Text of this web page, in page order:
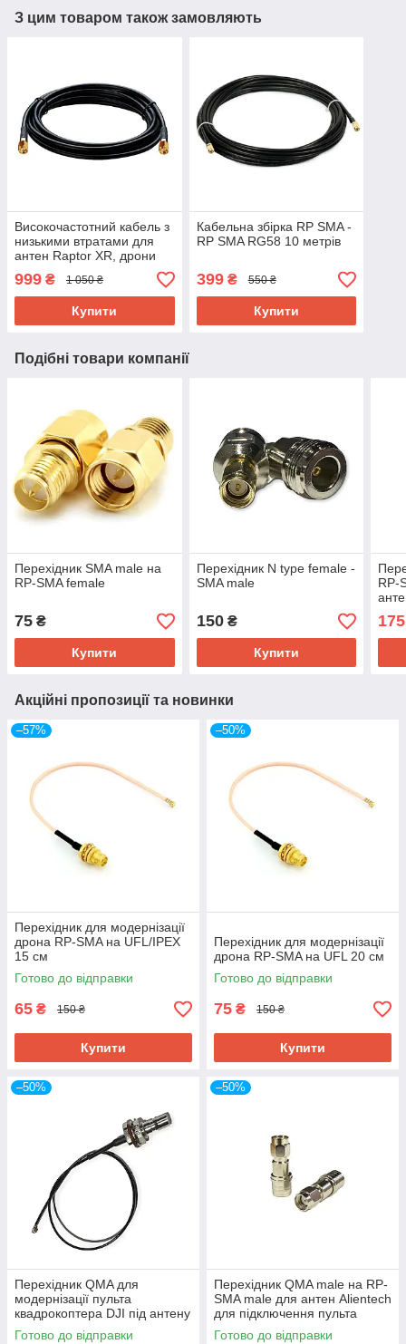
З цим товаром також замовляють
Високочастотний кабель з
низькими втратами для
антен Raptor XR, дрони
DJI / Autel
999 ₴ 1 050 ₴
Купити
Кабельна збірка RP SMA -
RP SMA RG58 10 метрів
399₴ 550 ₴
Купити
Подібні товари компанії
Перехідник SMA male на
RP-SMA female
75 ₴
Купити
Перехідник N type female -
SMA male
150₴
Купити
RP-
175
Акційні пропозиції та новинки
–57%
Перехідник для модернізації
дрона RP-SMA на UFL/IPEX
15 см
Готово до відправки
65 ₴ 150 ₴
Купити
–50%
Перехідник для модернізації
дрона RP-SMA на UFL 20 см
Готово до відправки
75 ₴ 150 ₴
Купити
–50%
Перехідник QMA для
модернізації пульта
квадрокоптера DJI під антену
Alientech 30 см
Готово до відправки
–50%
Перехідник QMA male на RP-
SMA male для антен Alientech
для підключення пульта
квадрокоптера DJI
Готово до відправки